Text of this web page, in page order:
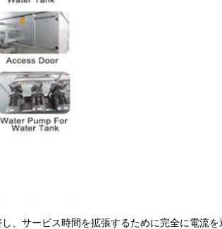
、サービス時間を拡張するために完全に電流